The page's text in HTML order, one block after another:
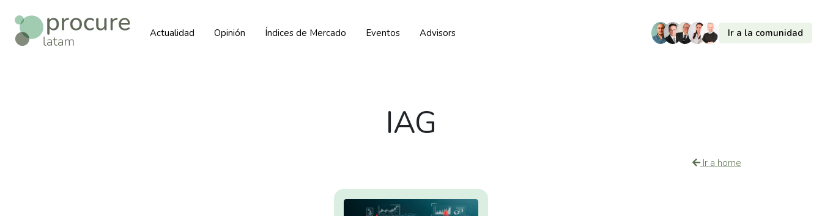
Actualidad Opinión Índices de Mercado Eventos Advisors Ir a la comunidad
IAG
Ir a home